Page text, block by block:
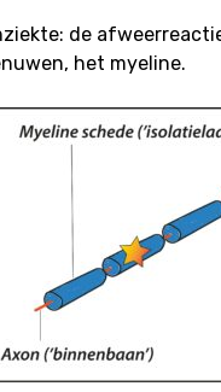
de
het myeline.